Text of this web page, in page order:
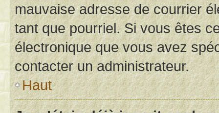
mauvaise adresse de courrier
tant que pourriel. Si vous êtes
électronique que vous avez
contacter un administrateur.
Haut